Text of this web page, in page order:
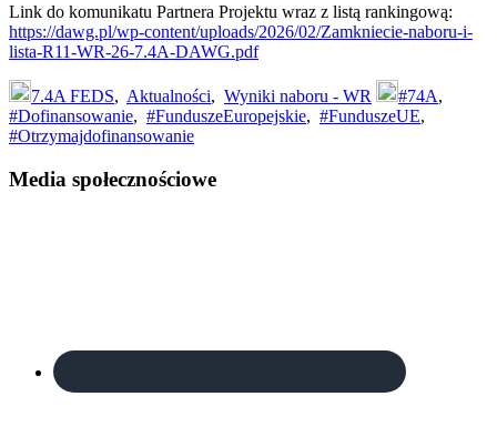
Link do komunikatu Partnera Projektu wraz z listą rankingową:
https://dawg.pl/wp-content/uploads/2026/02/Zamkniecie-naboru-i-
lista-R11-WR-26-7.4A-DAWG.pdf
7.4A FEDS, Aktualności, Wyniki naboru - WR #74A,
#Dofinansowanie, #FunduszeEuropejskie, #FunduszeUE,
#Otrzymajdofinansowanie
Footer
Media społecznościowe